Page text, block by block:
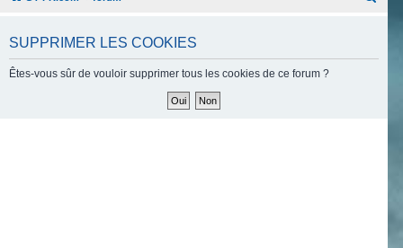
ESPORT BOUTIQUE
h
SUPPRIMER LES COOKIES
Êtes-vous sûr de vouloir supprimer tous les cookies de ce forum ?